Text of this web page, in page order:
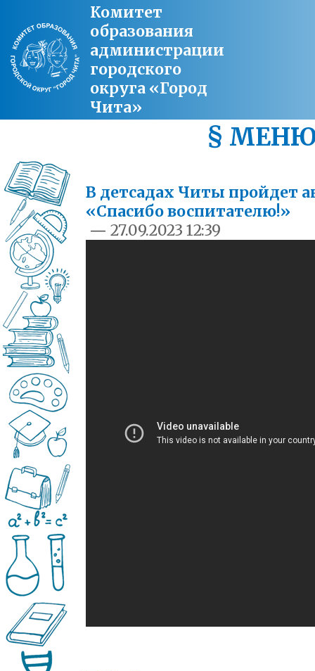
Комитет
образования
администрации
городского
округа «Город
Чита»
§
В детсадах Читы пройдет
«Спасибо воспитателю!»
— 27.09.2023 12:39